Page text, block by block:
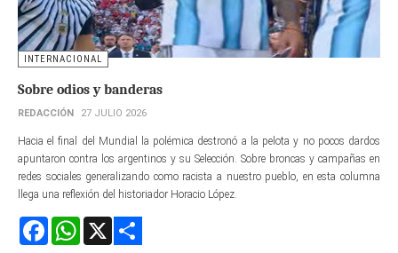
INTERNACIONAL
Sobre odios y banderas
REDACCIÓN 27 JULIO 2026
Hacia el final del Mundial la polémica destronó a la pelota y no pocos dardos
apuntaron contra los argentinos y su Selección. Sobre broncas y campañas en
redes sociales generalizando como racista a nuestro pueblo, en esta columna
llega una reflexión del historiador Horacio López.
FacebookWhatsApp